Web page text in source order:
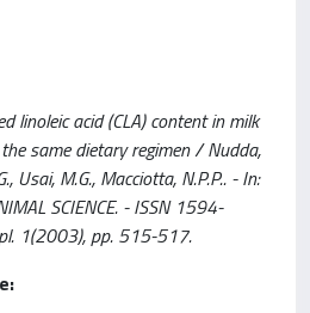
linoleic acid (CLA) content in milk
same dietary regimen / Nudda,
Usai, M.G., Macciotta, N.P.P.. - In:
SCIENCE. - ISSN 1594-
1(2003), pp. 515-517.